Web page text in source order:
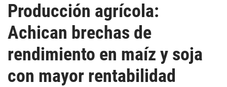
Producción agrícola:
Achican brechas de
rendimiento en maíz y soja
con mayor rentabilidad